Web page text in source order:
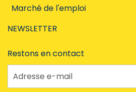
Marché de l'emploi
NEWSLETTER
Restons en contact
Adresse e-mail